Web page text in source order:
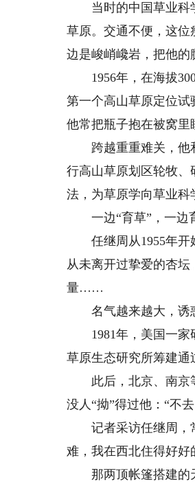
当时的中国草业科学
草原。交通不便，这
边是峻峭巉岩，把他
1956年，在海拔
第一个高山草原定位试
他常把瓶子抱在被窝里
跨越重重难关，他和
行高山草原划区轮牧
法，为草原学向草业科
一边“育草”，一边
任继周从1955年开
从未离开过挚爱的杏
量……
名气越来越大，诱
1981年，美国一家
草原生态研究所筹建通
此后，北京、南京等
没人“拗”得过他：“不
记者采访任继周，常
难，我在西北住得好好
那两顶帐篷搭建的天